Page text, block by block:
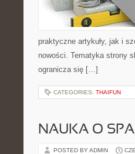
praktyczne artykuły, jak i
nowości. Tematyka strony
ogranicza się […]
CATEGORIES: THAIFUN
NAUKA O
POSTED BY ADMIN